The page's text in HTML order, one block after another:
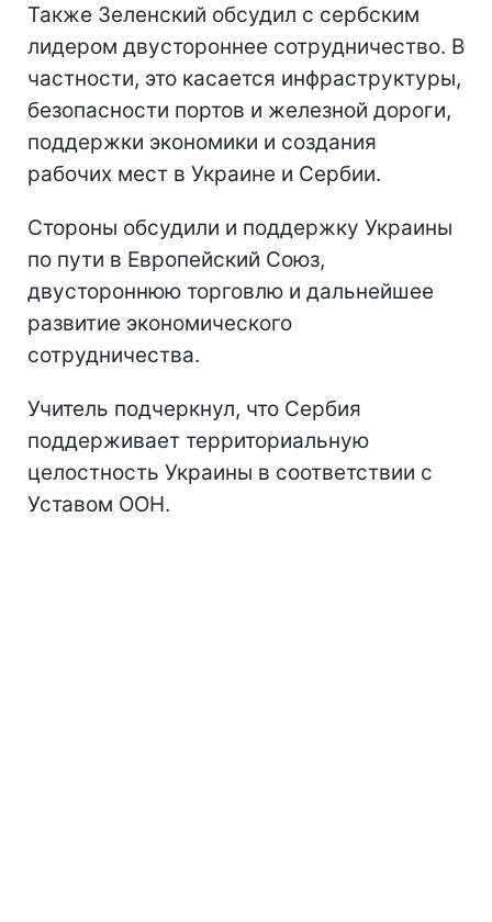
Также Зеленский обсудил с сербским
лидером двустороннее сотрудничество. В
частности, это касается инфраструктуры,
безопасности портов и железной дороги,
поддержки экономики и создания
рабочих мест в Украине и Сербии.
Стороны обсудили и поддержку Украины
по пути в Европейский Союз,
двустороннюю торговлю и дальнейшее
развитие экономического
сотрудничества.
Учитель подчеркнул, что Сербия
поддерживает территориальную
целостность Украины в соответствии с
Уставом ООН.